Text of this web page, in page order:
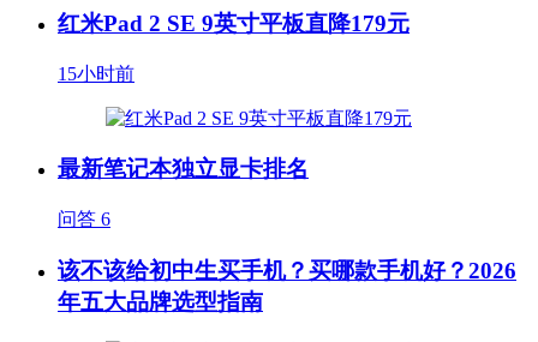
红米Pad 2 SE 9英寸平板直降179元
15小时前
最新笔记本独立显卡排名
问答 6
该不该给初中生买手机？买哪款手机好？2026
年五大品牌选型指南